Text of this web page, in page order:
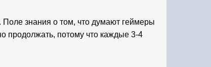
Поле знания о том, что думают геймеры
продолжать, потому что каждые 3-4